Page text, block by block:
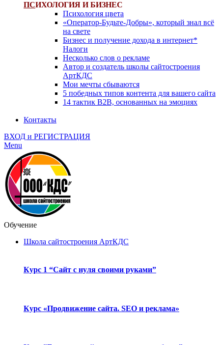
ПСИХОЛОГИЯ И БИЗНЕС
Психология цвета
«Оператор-Будьте-Добры», который знал всё
на свете
Бизнес и получение дохода в интернет*
Налоги
Несколько слов о рекламе
Автор и создатель школы сайтостроения
АртКДС
Мои мечты сбываются
5 победных типов контента для вашего сайта
14 тактик B2B, основанных на эмоциях
Контакты
ВХОД и РЕГИСТРАЦИЯ
Menu
Обучение
Школа сайтостроения АртКДС
Курс 1 “Сайт с нуля своими руками”
Курс «Продвижение сайта. SEO и реклама»